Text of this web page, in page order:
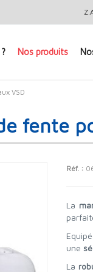
Nos produits
VSD
fente
Réf. :
La
une
La